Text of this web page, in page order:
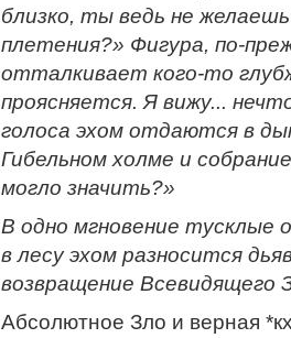
близко, ты ведь не
плетения?» Фигура, по-
отталкивает кого-то
проясняется. Я вижу...
голоса эхом отдаются в
Гибельном холме и
могло значить?»
В одно мгновение тусклые
в лесу эхом разносится
возвращение Всевидящего
Абсолютное Зло и верная